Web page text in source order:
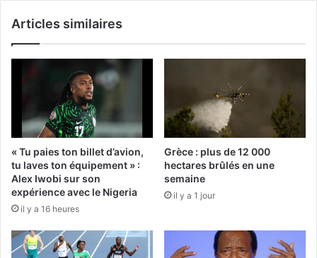
Articles similaires
« Tu paies ton billet d’avion,
tu laves ton équipement » :
Alex Iwobi sur son
expérience avec le Nigeria
il y a 16 heures
Grèce : plus de 12 000
hectares brûlés en une
semaine
il y a 1 jour